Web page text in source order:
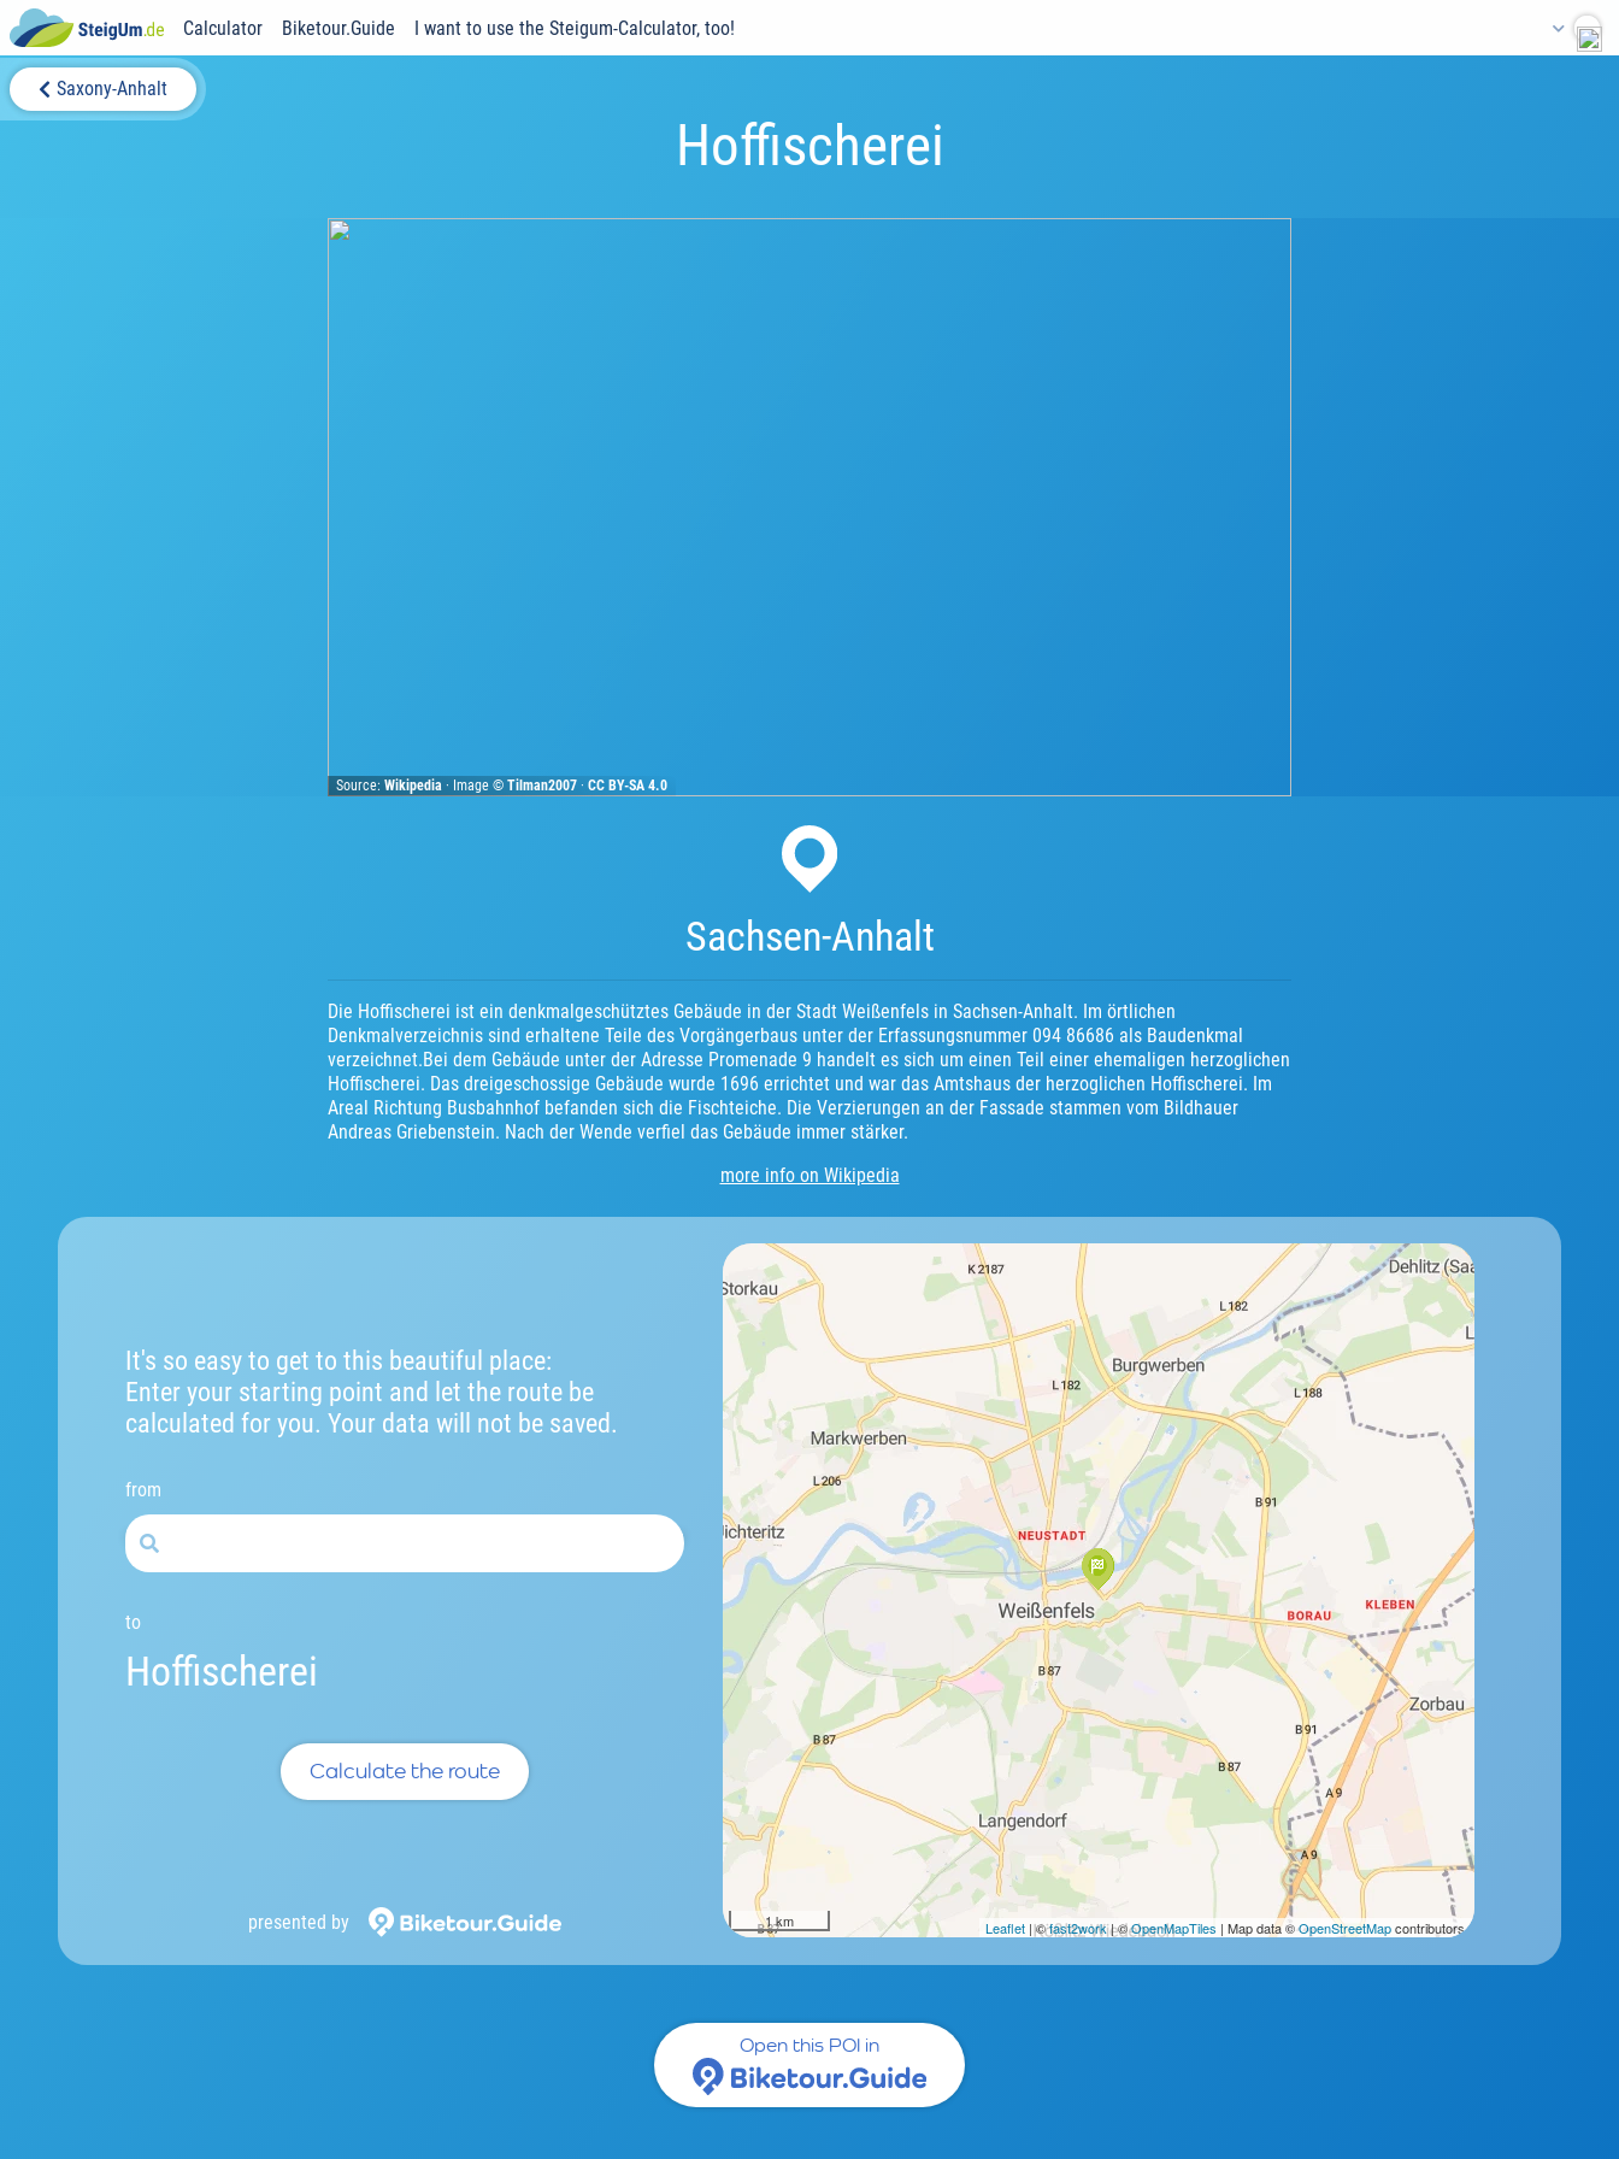
Calculator Biketour.Guide I want to use the Steigum-Calculator, too!
Saxony-Anhalt
Hoffischerei
Source:Wikipedia · Image ©Tilman2007 ·CC BY-SA 4.0
Sachsen-Anhalt
Die Hoffischerei ist ein denkmalgeschütztes Gebäude in der Stadt Weißenfels in Sachsen-Anhalt. Im örtlichen
Denkmalverzeichnis sind erhaltene Teile des Vorgängerbaus unter der Erfassungsnummer 094 86686 als Baudenkmal
verzeichnet.Bei dem Gebäude unter der Adresse Promenade 9 handelt es sich um einen Teil einer ehemaligen herzoglichen
Hoffischerei. Das dreigeschossige Gebäude wurde 1696 errichtet und war das Amtshaus der herzoglichen Hoffischerei. Im
Areal Richtung Busbahnhof befanden sich die Fischteiche. Die Verzierungen an der Fassade stammen vom Bildhauer
Andreas Griebenstein. Nach der Wende verfiel das Gebäude immer stärker.
more info on Wikipedia
It's so easy to get to this beautiful place:
Enter your starting point and let the route be
calculated for you. Your data will not be saved.
from
to
Hoffischerei
Calculate the route
presented by 1 km Leaflet | ©fast2work| ©OpenMapTiles | Map data ©OpenStreetMapcontributors.
Open this POI in